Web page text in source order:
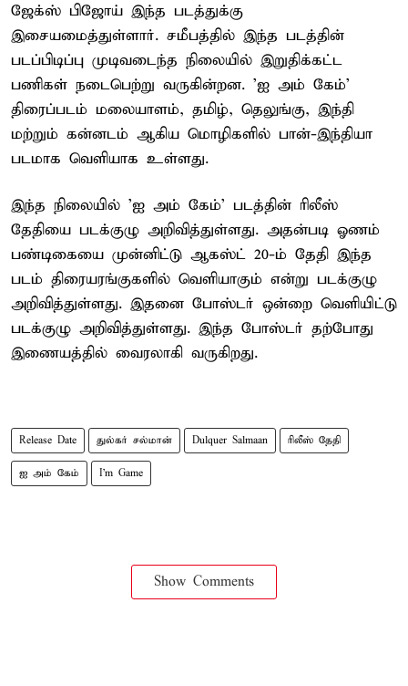
ஜேக்ஸ் பிஜோய் இந்த படத்துக்கு
இசையமைத்துள்ளார். சமீபத்தில் இந்த படத்தின்
படப்பிடிப்பு முடிவடைந்த நிலையில் இறுதிக்கட்ட
பணிகள் நடைபெற்று வருகின்றன. 'ஐ அம் கேம்'
திரைப்படம் மலையாளம், தமிழ், தெலுங்கு, இந்தி
மற்றும் கன்னடம் ஆகிய மொழிகளில் பான்-இந்தியா
படமாக வெளியாக உள்ளது.
இந்த நிலையில் 'ஐ அம் கேம்' படத்தின் ரிலீஸ்
தேதியை படக்குழு அறிவித்துள்ளது. அதன்படி ஓணம்
பண்டிகையை முன்னிட்டு ஆகஸ்ட் 20-ம் தேதி இந்த
படம் திரையரங்குகளில் வெளியாகும் என்று படக்குழு
அறிவித்துள்ளது. இதனை போஸ்டர் ஒன்றை வெளியிட்டு
படக்குழு அறிவித்துள்ளது. இந்த போஸ்டர் தற்போது
இணையத்தில் வைரலாகி வருகிறது.
Release Date துல்கர் சல்மான் Dulquer Salmaan ரிலீஸ் தேதி
ஐ அம் கேம் I’m Game
Show Comments